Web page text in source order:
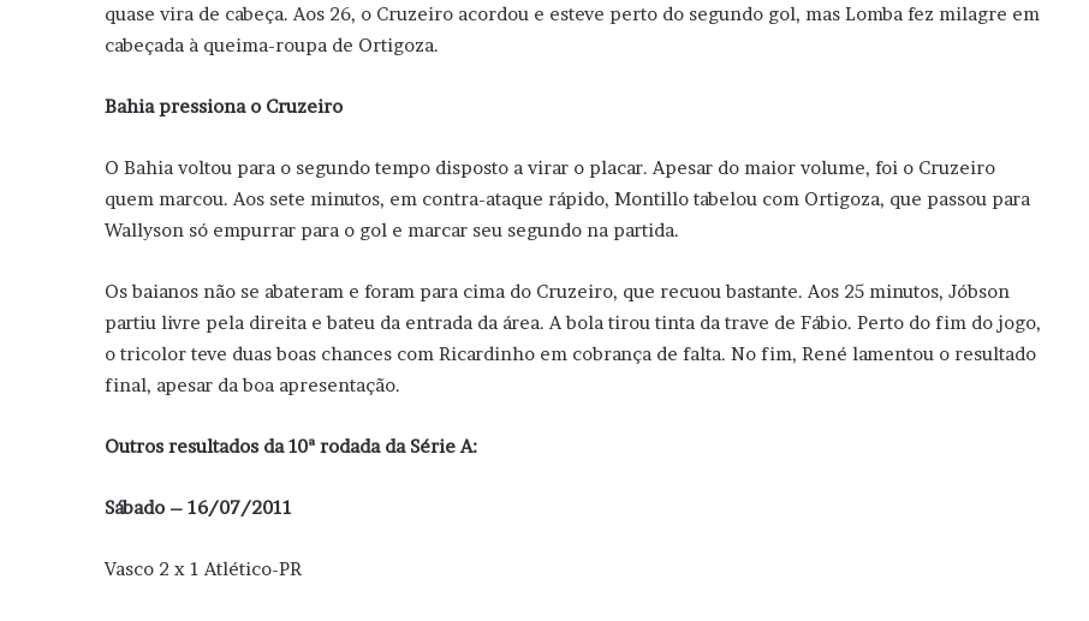
quase vira de cabeça. Aos 26, o Cruzeiro acordou e esteve perto do segundo gol, mas Lomba fez milagre em
cabeçada à queima-roupa de Ortigoza.
Bahia pressiona o Cruzeiro
O Bahia voltou para o segundo tempo disposto a virar o placar. Apesar do maior volume, foi o Cruzeiro
quem marcou. Aos sete minutos, em contra-ataque rápido, Montillo tabelou com Ortigoza, que passou para
Wallyson só empurrar para o gol e marcar seu segundo na partida.
Os baianos não se abateram e foram para cima do Cruzeiro, que recuou bastante. Aos 25 minutos, Jóbson
partiu livre pela direita e bateu da entrada da área. A bola tirou tinta da trave de Fábio. Perto do fim do jogo,
o tricolor teve duas boas chances com Ricardinho em cobrança de falta. No fim, René lamentou o resultado
final, apesar da boa apresentação.
Outros resultados da 10ª rodada da Série A:
Sábado – 16/07/2011
Vasco 2 x 1 Atlético-PR